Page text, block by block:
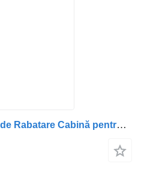
Cilindru hidraulic Cilindru de Rabatare Cabină pentru camion Renault 5010629108 / 5010629093